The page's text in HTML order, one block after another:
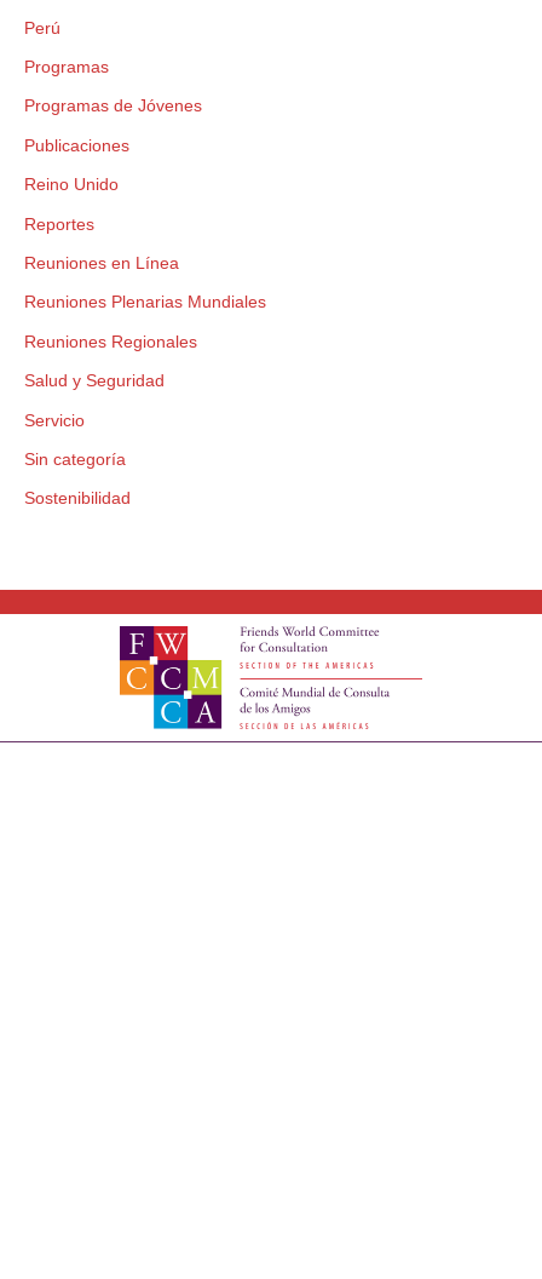
Perú
Programas
Programas de Jóvenes
Publicaciones
Reino Unido
Reportes
Reuniones en Línea
Reuniones Plenarias Mundiales
Reuniones Regionales
Salud y Seguridad
Servicio
Sin categoría
Sostenibilidad